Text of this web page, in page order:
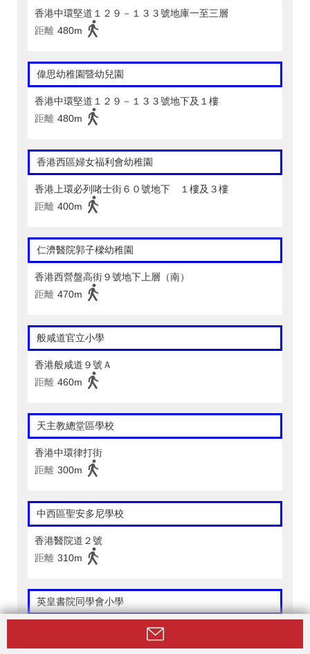
香港中環堅道１２９－１３３號地庫一至三層
距離 480m
偉思幼稚園暨幼兒園
香港中環堅道１２９－１３３號地下及１樓
距離 480m
香港西區婦女福利會幼稚園
香港上環必列啫士街６０號地下 １樓及３樓
距離 400m
仁濟醫院郭子樑幼稚園
香港西營盤高街９號地下上層（南）
距離 470m
般咸道官立小學
香港般咸道９號Ａ
距離 460m
天主教總堂區學校
香港中環律打街
距離 300m
中西區聖安多尼學校
香港醫院道２號
距離 310m
英皇書院同學會小學
距離 430m